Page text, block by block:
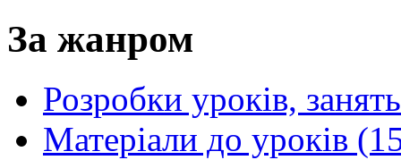
За жанром
Розробки уроків,
Матеріали до уроків